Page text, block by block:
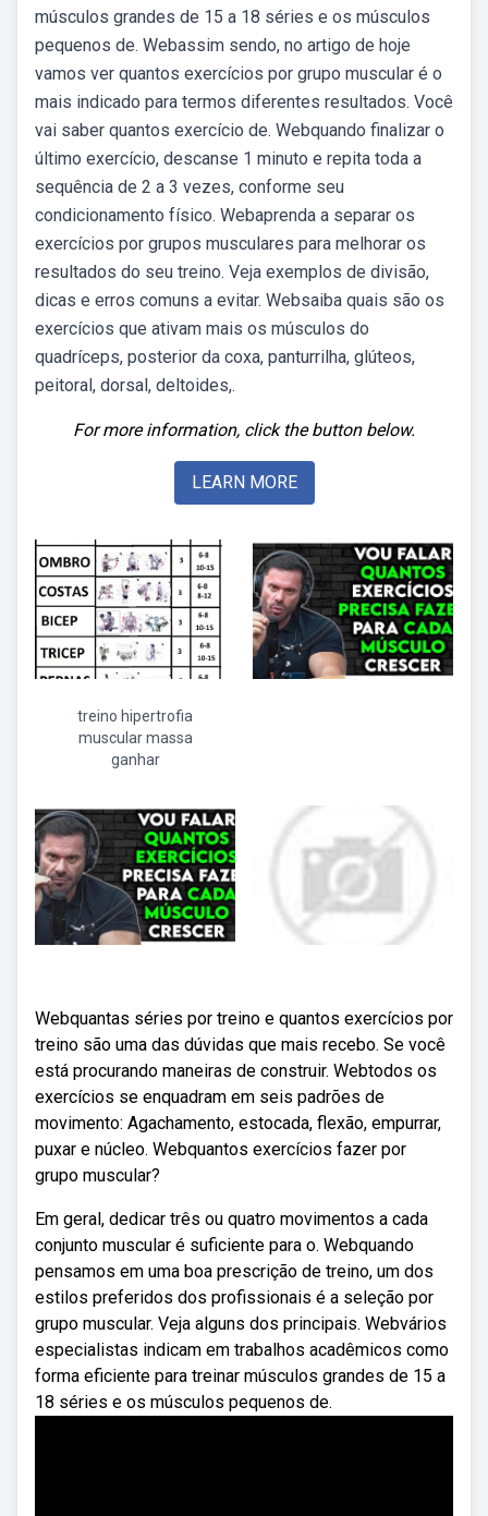
músculos grandes de 15 a 18 séries e os músculos
pequenos de. Webassim sendo, no artigo de hoje
vamos ver quantos exercícios por grupo muscular é o
mais indicado para termos diferentes resultados. Você
vai saber quantos exercício de. Webquando finalizar o
último exercício, descanse 1 minuto e repita toda a
sequência de 2 a 3 vezes, conforme seu
condicionamento físico. Webaprenda a separar os
exercícios por grupos musculares para melhorar os
resultados do seu treino. Veja exemplos de divisão,
dicas e erros comuns a evitar. Websaiba quais são os
exercícios que ativam mais os músculos do
quadríceps, posterior da coxa, panturrilha, glúteos,
peitoral, dorsal, deltoides,.
For more information, click the button below.
LEARN MORE
treino hipertrofia
muscular massa
ganhar
Webquantas séries por treino e quantos exercícios por
treino são uma das dúvidas que mais recebo. Se você
está procurando maneiras de construir. Webtodos os
exercícios se enquadram em seis padrões de
movimento: Agachamento, estocada, flexão, empurrar,
puxar e núcleo. Webquantos exercícios fazer por
grupo muscular?
Em geral, dedicar três ou quatro movimentos a cada
conjunto muscular é suficiente para o. Webquando
pensamos em uma boa prescrição de treino, um dos
estilos preferidos dos profissionais é a seleção por
grupo muscular. Veja alguns dos principais. Webvários
especialistas indicam em trabalhos acadêmicos como
forma eficiente para treinar músculos grandes de 15 a
18 séries e os músculos pequenos de.